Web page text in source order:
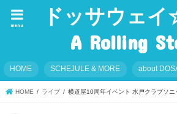
ドッサウェ
A Rolling
menu
HOME SCHEJULE & MORE about
HOME ライブ 横道屋10周年イベント 水戸クラブソニ